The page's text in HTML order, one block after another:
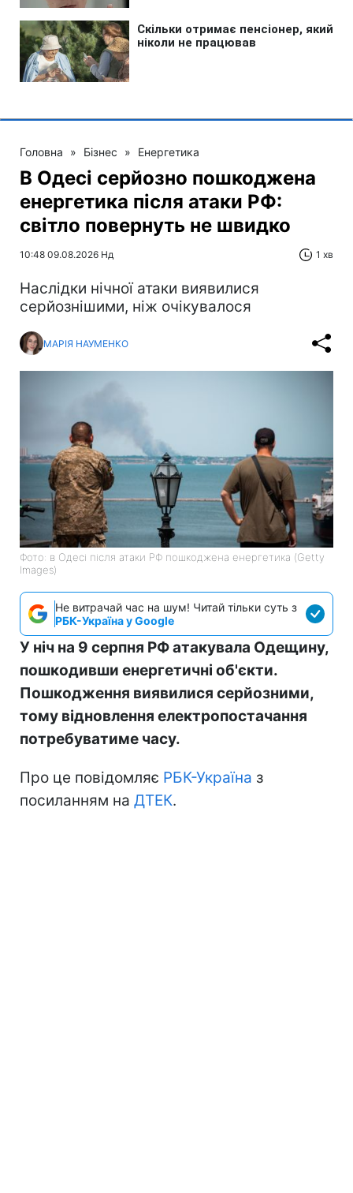
Головна » Бізнес » Енергетика
В Одесі серйозно пошкоджена
енергетика після атаки РФ:
світло повернуть не швидко
10:48 09.08.2026 Нд 1 хв
Наслідки нічної атаки виявилися
серйознішими, ніж очікувалося
МАРІЯ НАУМЕНКО
Фото: в Одесі після атаки РФ пошкоджена енергетика (Getty
Images)
Не витрачай час на шум! Читай тільки суть з
РБК-Україна у Google
У ніч на 9 серпня РФ атакувала Одещину,
пошкодивши енергетичні об'єкти.
Пошкодження виявилися серйозними,
тому відновлення електропостачання
потребуватиме часу.
Про це повідомляє РБК-Україна з
посиланням на ДТЕК.